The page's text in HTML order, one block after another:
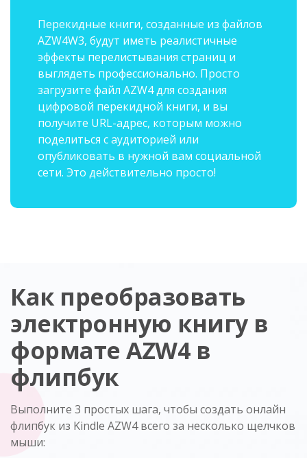
Перекидные книги, созданные из файлов
AZW4W3, будут иметь реалистичные
эффекты перелистывания страниц и
выглядеть профессионально. Просто
загрузите файл AZW4 для создания
цифровой перекидной книги, и вы
получите URL-адрес, которым можно
поделиться с аудиторией или
опубликовать в нужной вам социальной
сети. Это действительно просто!
Как преобразовать
электронную книгу в
формате AZW4 в
флипбук
Выполните 3 простых шага, чтобы создать онлайн
флипбук из Kindle AZW4 всего за несколько щелчков
мыши: